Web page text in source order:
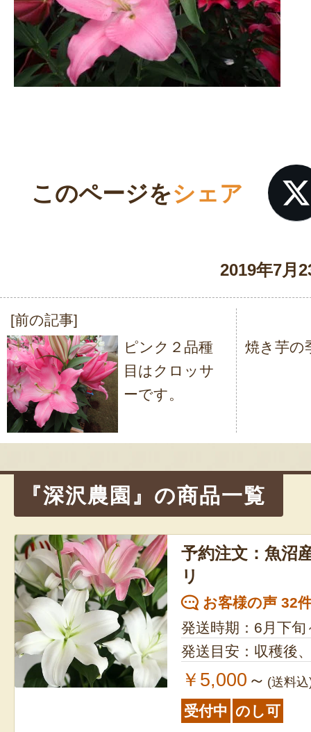
このページをシェア
2019年7月
投
稿
ナ
ビ
ゲ
ョ
ン
[前の記事]
ピンク２品種
目はクロッサ
ーです。
焼き芋の
『深沢農園』の商品一覧
予約注文：魚沼
リ
お客様の声 32
発送時期：6月下旬
発送目安：収穫後
￥5,000 ～ (送料
受付中 のし可